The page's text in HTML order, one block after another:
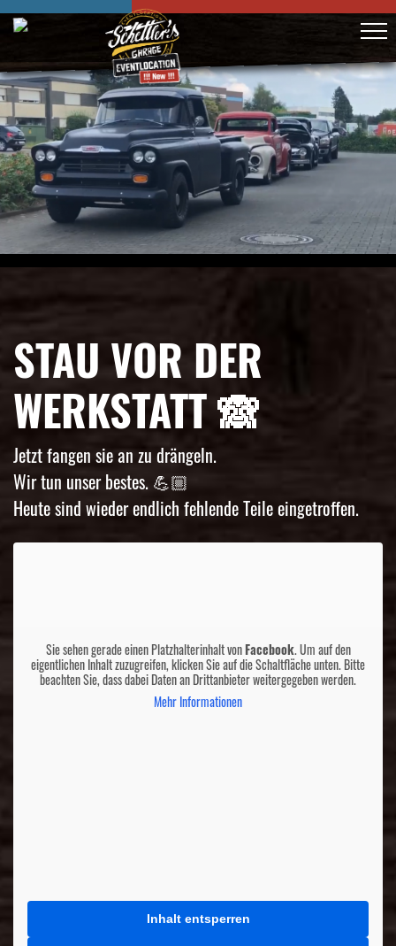
STAU VOR DER
WERKSTATT 🙈
Jetzt fangen sie an zu drängeln.
Wir tun unser bestes. 💪🏼
Heute sind wieder endlich fehlende Teile eingetroffen.
Sie sehen gerade einen Platzhalterinhalt vonFacebook. Um auf den
eigentlichen Inhalt zuzugreifen, klicken Sie auf die Schaltfläche unten. Bitte
beachten Sie, dass dabei Daten an Drittanbieter weitergegeben werden.
Mehr Informationen
Inhalt entsperren